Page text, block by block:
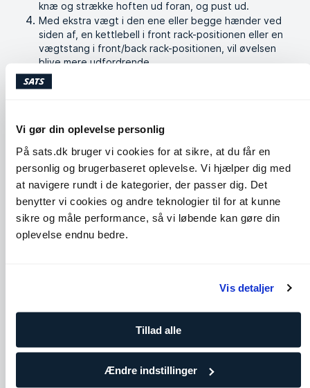
Vi gør din oplevelse personlig
På sats.dk bruger vi cookies for at sikre, at du får en
personlig og brugerbaseret oplevelse. Vi hjælper dig med
at navigere rundt i de kategorier, der passer dig. Det
benytter vi cookies og andre teknologier til for at kunne
sikre og måle performance, så vi løbende kan gøre din
oplevelse endnu bedre.
Vis detaljer
Tillad alle
Ændre indstillinger
knæ og strække hoften ud foran, og pust ud.
Med ekstra vægt i den ene eller begge hænder ved
siden af, en kettlebell i front rack-positionen eller en
vægtstang i front/back rack-positionen, vil øvelsen
blive mere udfordrende.